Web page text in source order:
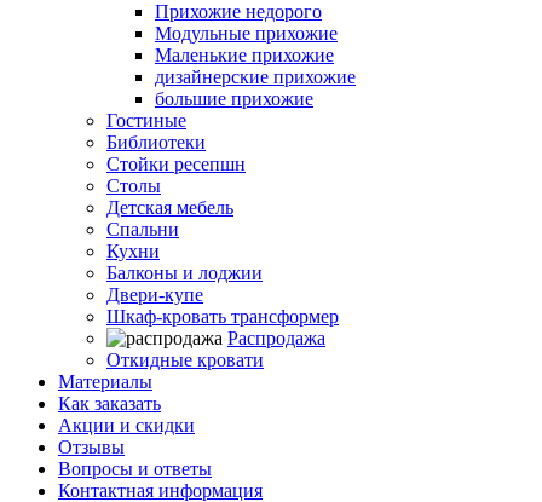
Прихожие недорого
Модульные прихожие
Маленькие прихожие
дизайнерские прихожие
большие прихожие
Гостиные
Библиотеки
Стойки ресепшн
Столы
Детская мебель
Спальни
Кухни
Балконы и лоджии
Двери-купе
Шкаф-кровать трансформер
Распродажа
Откидные кровати
Материалы
Как заказать
Акции и скидки
Отзывы
Вопросы и ответы
Контактная информация